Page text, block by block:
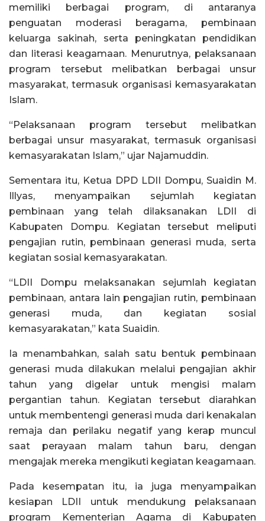
memiliki berbagai program, di antaranya
penguatan moderasi beragama, pembinaan
keluarga sakinah, serta peningkatan pendidikan
dan literasi keagamaan. Menurutnya, pelaksanaan
program tersebut melibatkan berbagai unsur
masyarakat, termasuk organisasi kemasyarakatan
Islam.
“Pelaksanaan program tersebut melibatkan
berbagai unsur masyarakat, termasuk organisasi
kemasyarakatan Islam,” ujar Najamuddin.
Sementara itu, Ketua DPD LDII Dompu, Suaidin M.
Illyas, menyampaikan sejumlah kegiatan
pembinaan yang telah dilaksanakan LDII di
Kabupaten Dompu. Kegiatan tersebut meliputi
pengajian rutin, pembinaan generasi muda, serta
kegiatan sosial kemasyarakatan.
“LDII Dompu melaksanakan sejumlah kegiatan
pembinaan, antara lain pengajian rutin, pembinaan
generasi muda, dan kegiatan sosial
kemasyarakatan,” kata Suaidin.
Ia menambahkan, salah satu bentuk pembinaan
generasi muda dilakukan melalui pengajian akhir
tahun yang digelar untuk mengisi malam
pergantian tahun. Kegiatan tersebut diarahkan
untuk membentengi generasi muda dari kenakalan
remaja dan perilaku negatif yang kerap muncul
saat perayaan malam tahun baru, dengan
mengajak mereka mengikuti kegiatan keagamaan.
Pada kesempatan itu, ia juga menyampaikan
kesiapan LDII untuk mendukung pelaksanaan
program Kementerian Agama di Kabupaten